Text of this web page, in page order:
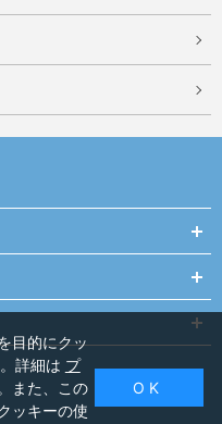
Instagram
目的にクッ
詳細は プ
また、この
ッキーの使
O K